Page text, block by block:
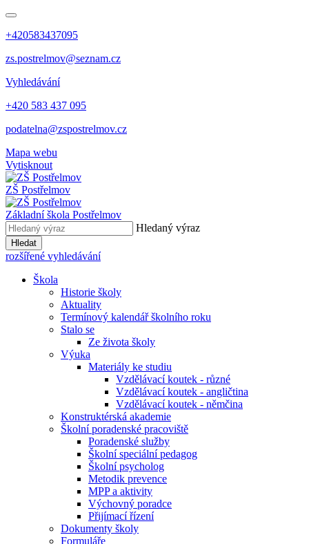
+420583437095
zs.postrelmov@seznam.cz
Vyhledávání
+420 583 437 095
podatelna@zspostrelmov.cz
Mapa webu
Vytisknout
ZŠ Postřelmov
Základní škola Postřelmov
Hledaný výraz
Hledat
rozšířené vyhledávání
Škola
Historie školy
Aktuality
Termínový kalendář školního roku
Stalo se
Ze života školy
Výuka
Materiály ke studiu
Vzdělávací koutek - různé
Vzdělávací koutek - angličtina
Vzdělávací koutek - němčina
Konstruktérská akademie
Školní poradenské pracoviště
Poradenské služby
Školní speciální pedagog
Školní psycholog
Metodik prevence
MPP a aktivity
Výchovný poradce
Přijímací řízení
Dokumenty školy
Formuláře